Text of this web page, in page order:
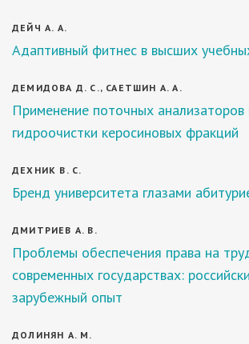
ДЕЙЧ А. А.
Адаптивный фитнес в высших
ДЕМИДОВА Д. С., САЕТШИН А. А.
Применение поточных анализаторов
гидроочистки керосиновых фракций
ДЕХНИК В. С.
Бренд университета глазами
ДМИТРИЕВ А. В.
Проблемы обеспечения права на
современных государствах:
зарубежный опыт
ДОЛИНЯН А. М.